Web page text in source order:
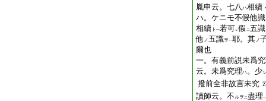
胤申云。七八ハ相續
ハ。ケニモ不假他識
相續 ト 一若可レ假 二五識
他 ノ五識ヲ一耶。其ノ
爾也
一。有義前説未爲
云。未爲究理ハ。少
撥前全非故言未究
讀師云。不ルヲ 二盡理一